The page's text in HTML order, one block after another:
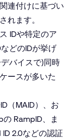
連付けに基づい
れます。
IDや特定のア
どのIDが挙げ
バイスで)同時
ースが多いた
（MAID）、お
RampID、ま
ID 2.0などの認証